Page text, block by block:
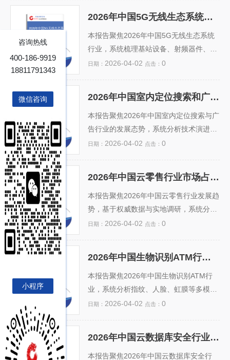
基础设施规划）及投资热点（分布式块存
储、Server...
G、AI、区块链、物联网等技术对采购、
生产、仓储、运输、溯源等环节的赋能效
应，量化数字化渗透率提升对降本增效的
实际贡献。同时，结合“十四五”现代物流
流向与风险点。预测显示，2026年数字供
应链市场规模有望突破2.8万亿元，年复
合增长率达16.3%，...
2026年中国5G无线生态系
2026年中国5G无线生态系统行业市场占有率及投资前景预测分析报告
本报告聚焦2026年中国5G无线生态系统
行业，系统梳理基站设备、射频器件、小
基站、Massive MIMO、Open RAN及网
定量分析华为、中兴、爱立信、诺基亚及
国内新兴厂商的市场占有率变化趋势。报
告指出，随着5G-A（5G-Advanced）商
用加速及6G研发启动，无线生态正向智能
波器件、通感一体化、AI驱动的无线资源
管理...
日期： 2026-04-02 点击： 0
2026年中国室内定位搜索和广告行业市场占有率及投资前景预测分析报告
本报告聚焦2026年中国室内定位搜索与广
告行业的发展态势，系统分析技术演进
（如UWB、蓝牙AOA、iBeacon与AI融
策驱动因素。基于权威数据，预测届时行
业市场规模将突破280亿元，头部企业
（如百度地图室内版、高德室内地图、腾
讯位置服务及专业服务商如中科微、云迹
增长引擎，但面临标准缺失、数据隐私合
规与多源定位融合难题。投资建议重点关
注...
日期： 2026-04-02 点击： 0
2026年中国云零售行业市
场占有率及投资前景预测
分析报告
2026年中国云零售行业市场占有率及投资前景预测分析报告
本报告聚焦2026年中国云零售行业发展趋
势，基于权威数据与实地调研，系统分析
当前市场格局、头部企业（如阿里云、腾
AI大模型赋能、私域运营深化及中小商户
数字化加速，云零售SaaS渗透率预计202
6年将突破38%。同时，结合政策支持、
技术演进与消费习惯变迁，报告评估了智
务”三位一体的优选投资路径。内容兼具数
据深度与实操指导性，为产业资本...
日期： 2026-04-02 点击： 0
2026年中国生物识别ATM行业市场占有率及投资前景预测分析报告
本报告聚焦2026年中国生物识别ATM行
业，系统分析指纹、人脸、虹膜等多模态
识别技术在ATM终端的集成应用现状与演
预测2026年行业市场占有率格局（如头部
厂商份额、区域分布及国有大行采购占
日期： 2026-04-02 点击： 0
2026年中国云数据库安全
行业市场占有率及投资前
景预测分析报告
2026年中国云数据库安全行业市场占有率及投资前景预测分析报告
本报告聚焦2026年中国云数据库安全行
咨询热线
400-186-9919
18811791343
微信咨询
小程序